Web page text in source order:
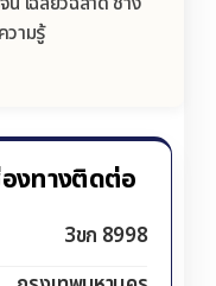
วามรู้
งทางติดต่อ
3ขก 8998